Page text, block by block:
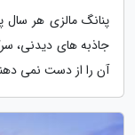
پنانگ مالزی هر سال
جاذبه های دیدنی،
آن را از دست نمی